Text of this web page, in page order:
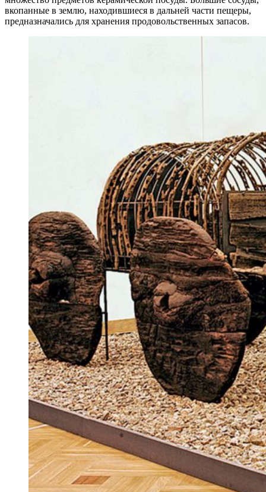
вкопанные в землю, находившиеся в дальней части пещеры,
предназначались для хранения продовольственных запасов.